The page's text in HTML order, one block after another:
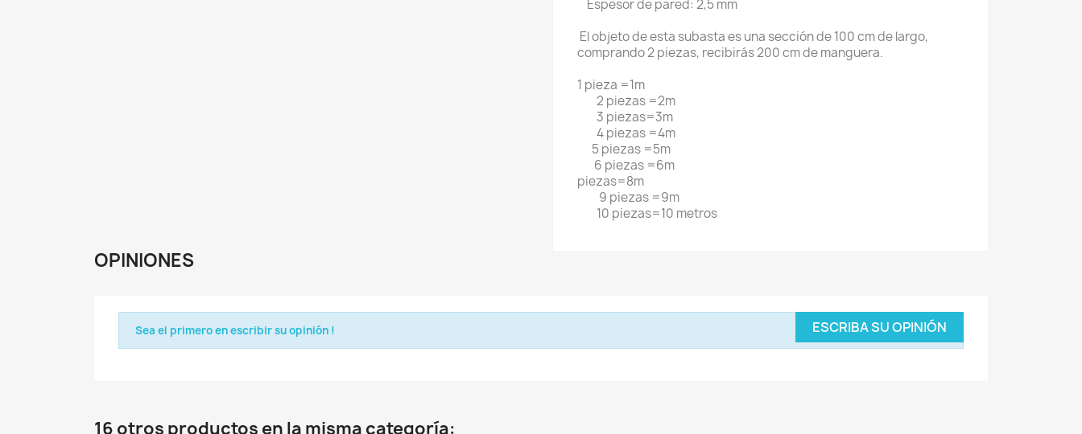
Espesor de pared: 2,5 mm
El objeto de esta subasta es una sección de 100 cm de largo,
comprando 2 piezas, recibirás 200 cm de manguera.
1 pieza =1m
2 piezas =2m
3 piezas=3m
4 piezas =4m
5 piezas =5m
6 piezas =6m
piezas=8m
9 piezas =9m
10 piezas=10 metros
OPINIONES
ESCRIBA SU OPINIÓN
Sea el primero en escribir su opinión !
16 otros productos en la misma categoría: